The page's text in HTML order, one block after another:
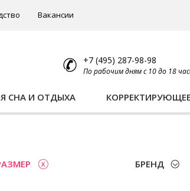
Вакансии
+7 (495) 287-98-98
По рабочим дням с 10 до 18
СНА И ОТДЫХА КОРРЕКТИРУЮЩЕЕ
БРЕНД